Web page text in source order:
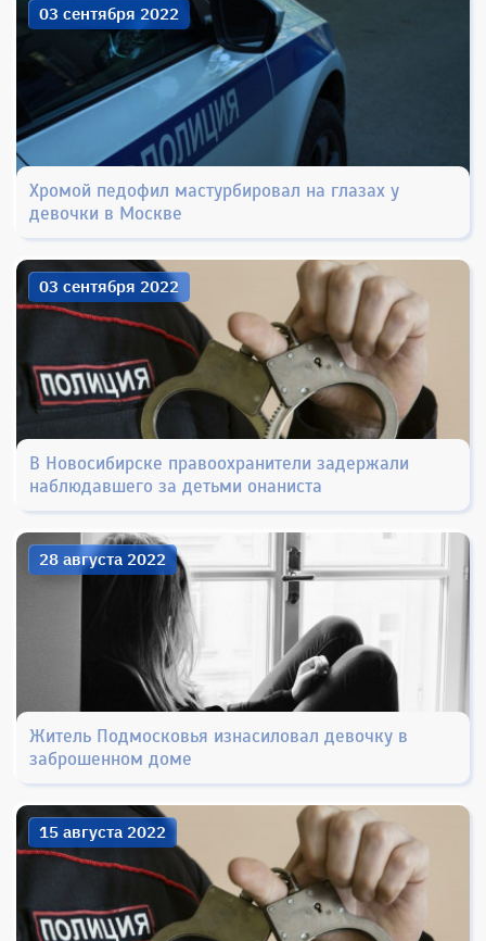
Хромой педофил мастурбировал на глазах у
девочки в Москве
03 сентября 2022
В Новосибирске правоохранители задержали
наблюдавшего за детьми онаниста
03 сентября 2022
Житель Подмосковья изнасиловал девочку в
заброшенном доме
28 августа 2022
15 августа 2022